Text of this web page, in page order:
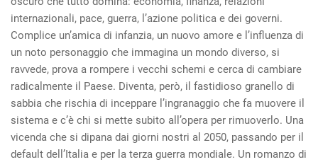
internazionali, pace, guerra, l’azione politica e dei governi.
Complice un’amica di infanzia, un nuovo amore e l’influenza di
un noto personaggio che immagina un mondo diverso, si
ravvede, prova a rompere i vecchi schemi e cerca di cambiare
radicalmente il Paese. Diventa, però, il fastidioso granello di
sabbia che rischia di inceppare l’ingranaggio che fa muovere il
sistema e c’è chi si mette subito all’opera per rimuoverlo. Una
vicenda che si dipana dai giorni nostri al 2050, passando per il
default dell’Italia e per la terza guerra mondiale. Un romanzo di